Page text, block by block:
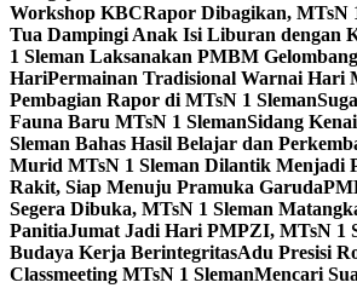
Workshop KBCRapor Dibagikan, MTsN
Tua Dampingi Anak Isi Liburan dengan
1 Sleman Laksanakan PMBM
HariPermainan Tradisional Warnai Hari
Pembagian Rapor di MTsN 1 Sleman
Fauna Baru MTsN 1 SlemanSidang
Sleman Bahas Hasil Belajar dan
Murid MTsN 1 Sleman Dilantik Menjadi
Rakit, Siap Menuju Pramuka Garuda
Segera Dibuka, MTsN 1 Sleman
PanitiaJumat Jadi Hari PMPZI, MTsN 1
Budaya Kerja BerintegritasAdu Presisi
Classmeeting MTsN 1 SlemanMencari